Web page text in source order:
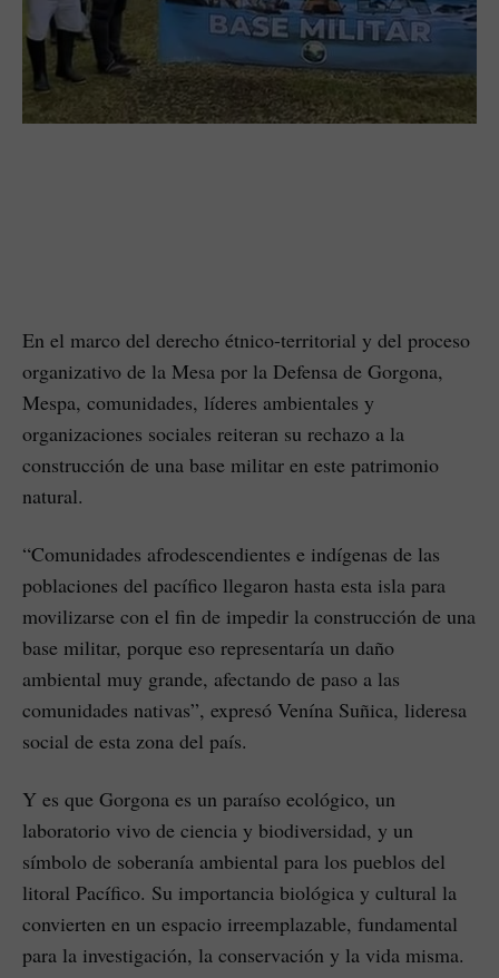
En el marco del derecho étnico-territorial y del proceso
organizativo de la Mesa por la Defensa de Gorgona,
Mespa, comunidades, líderes ambientales y
organizaciones sociales reiteran su rechazo a la
construcción de una base militar en este patrimonio
natural.
“Comunidades afrodescendientes e indígenas de las
poblaciones del pacífico llegaron hasta esta isla para
movilizarse con el fin de impedir la construcción de una
base militar, porque eso representaría un daño
ambiental muy grande, afectando de paso a las
comunidades nativas”, expresó Venína Suñica, lideresa
social de esta zona del país.
Y es que Gorgona es un paraíso ecológico, un
laboratorio vivo de ciencia y biodiversidad, y un
símbolo de soberanía ambiental para los pueblos del
litoral Pacífico. Su importancia biológica y cultural la
convierten en un espacio irreemplazable, fundamental
para la investigación, la conservación y la vida misma.